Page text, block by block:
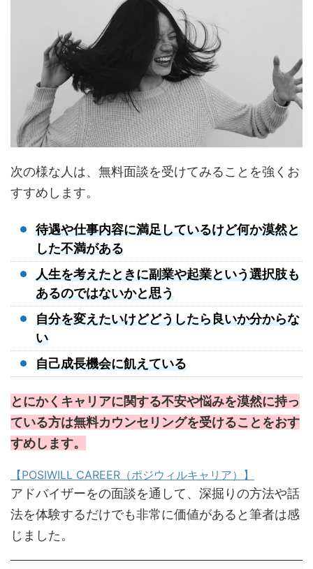
次の様な人は、無料面談を受けてみることを強くお
すすめします。
待遇や仕事内容に満足しているけど何か漠然と
した不満がある
人生を考えたときに副業や起業という選択肢も
あるのではないかと思う
自分を変えたいけどどうしたら良いか分からな
い
自己成長機会に飢えている
とにかくキャリアに関する不安や悩みを漠然に持っ
ている方は無料カウンセリングを受けることをおす
すめします。
【POSIWILL CAREER（ポジウィルキャリア）】
アドバイザーをの面談を通して、深掘りの方法や話
法を体験するだけでも非常に価値があると筆者は感
じました。